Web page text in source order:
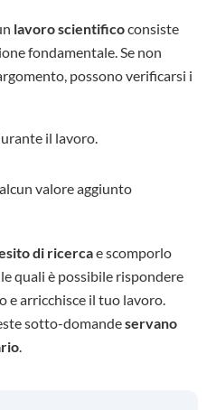
lavoro scientificoconsiste
fondamentale. Se non
possono verificarsi i
il lavoro.
valore aggiunto
di ricercae scomporlo
quali è possibile rispondere
e arricchisce il tuo lavoro.
sotto-domandeservano
.